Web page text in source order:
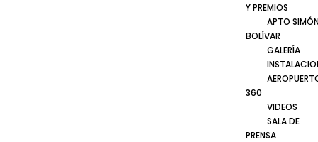
Y PREMIOS
APTO
BOLÍVAR
GALERÍA
360
VIDEOS
SALA DE
PRENSA